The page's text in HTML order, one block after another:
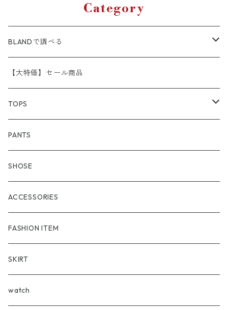
Category
BLANDで調べる
A.P.C
APE （A BATHING APE）
adidas
Aroha Burossamu
ARCTERYX
BURBERRY
BVLGARI
Barbour
【大特価】セール商品
TOPS
アウター
フーディー
スゥエット
セーター
Shirt
T-Shirt
PANTS
SHOSE
ACCESSORIES
FASHION ITEM
SKIRT
watch